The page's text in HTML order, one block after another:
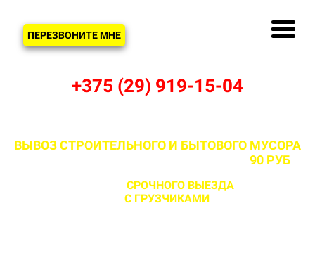
ПЕРЕЗВОНИТЕ МНЕ
+375 (29) 919-15-04
ВЫВОЗ СТРОИТЕЛЬНОГО И БЫТОВОГО МУСОРА
90 РУБ
СРОЧНОГО ВЫЕЗДА
С ГРУЗЧИКАМИИ БЕЗ